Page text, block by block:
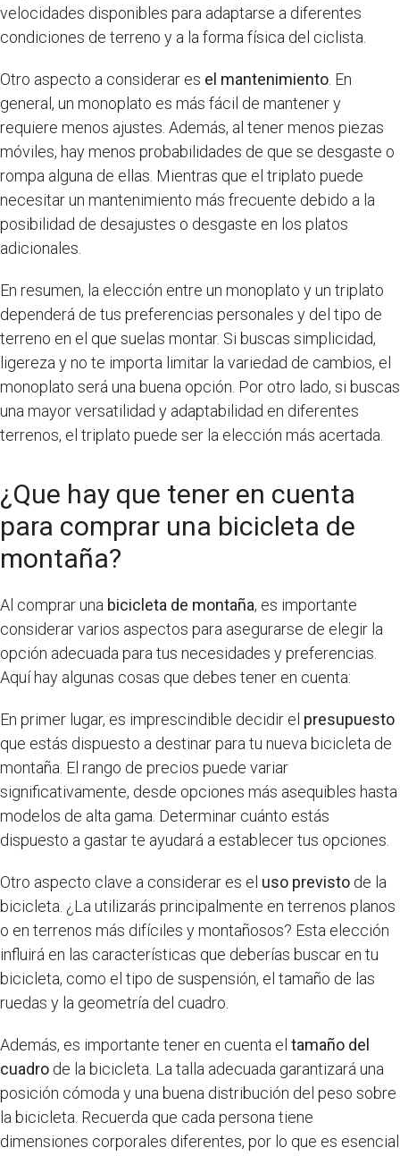
velocidades disponibles para adaptarse a diferentes
condiciones de terreno y a la forma física del ciclista.
Otro aspecto a considerar es el mantenimiento . En
general, un monoplato es más fácil de mantener y
requiere menos ajustes. Además, al tener menos piezas
móviles, hay menos probabilidades de que se desgaste o
rompa alguna de ellas. Mientras que el triplato puede
necesitar un mantenimiento más frecuente debido a la
posibilidad de desajustes o desgaste en los platos
adicionales.
En resumen, la elección entre un monoplato y un triplato
dependerá de tus preferencias personales y del tipo de
terreno en el que suelas montar. Si buscas simplicidad,
ligereza y no te importa limitar la variedad de cambios, el
monoplato será una buena opción. Por otro lado, si buscas
una mayor versatilidad y adaptabilidad en diferentes
terrenos, el triplato puede ser la elección más acertada.
¿Que hay que tener en cuenta
para comprar una bicicleta de
montaña?
Al comprar una bicicleta de montaña, es importante
considerar varios aspectos para asegurarse de elegir la
opción adecuada para tus necesidades y preferencias.
Aquí hay algunas cosas que debes tener en cuenta:
En primer lugar, es imprescindible decidir el presupuesto
que estás dispuesto a destinar para tu nueva bicicleta de
montaña. El rango de precios puede variar
significativamente, desde opciones más asequibles hasta
modelos de alta gama. Determinar cuánto estás
dispuesto a gastar te ayudará a establecer tus opciones.
Otro aspecto clave a considerar es el uso previsto de la
bicicleta. ¿La utilizarás principalmente en terrenos planos
o en terrenos más difíciles y montañosos? Esta elección
influirá en las características que deberías buscar en tu
bicicleta, como el tipo de suspensión, el tamaño de las
ruedas y la geometría del cuadro.
Además, es importante tener en cuenta el tamaño del
cuadro de la bicicleta. La talla adecuada garantizará una
posición cómoda y una buena distribución del peso sobre
la bicicleta. Recuerda que cada persona tiene
dimensiones corporales diferentes, por lo que es esencial